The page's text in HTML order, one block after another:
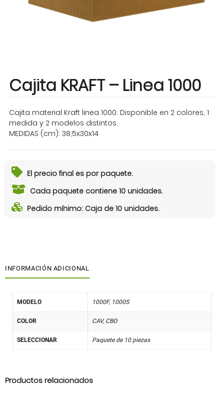
Cajita KRAFT – Linea 1000
Cajita material Kraft linea 1000. Disponible en 2 colores, 1
medida y 2 modelos distintos.
MEDIDAS (cm): 38,5x30x14
El precio final es por paquete.
Cada paquete contiene 10 unidades.
Pedido mínimo: Caja de 10 unidades.
INFORMACIÓN ADICIONAL
MODELO 1000F, 1000S
COLOR CAV, CBO
SELECCIONAR Paquete de 10 piezas
Productos relacionados